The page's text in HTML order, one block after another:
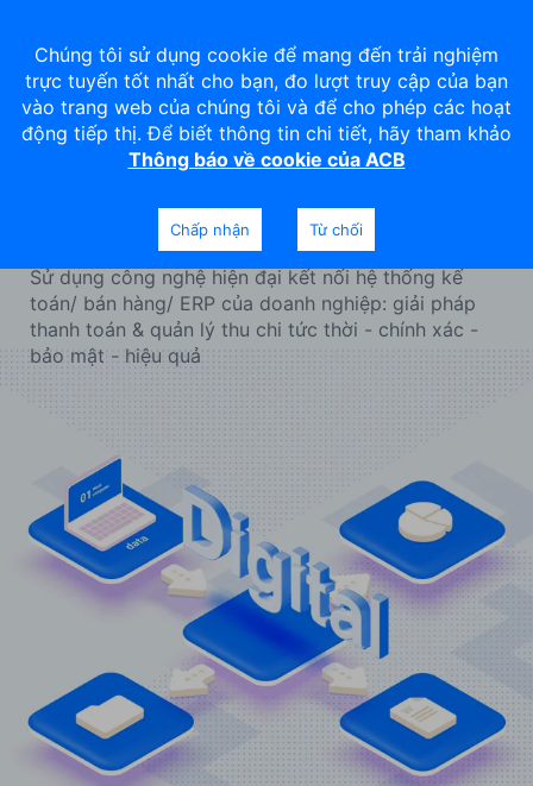
Số Hóa Kết Nối
Sử dụng công nghệ hiện đại kết nối hệ thống kế
toán/ bán hàng/ ERP của doanh nghiệp: giải pháp
thanh toán & quản lý thu chi tức thời - chính xác -
bảo mật - hiệu quả
Chúng tôi sử dụng cookie để mang đến trải nghiệm
trực tuyến tốt nhất cho bạn, đo lượt truy cập của bạn
vào trang web của chúng tôi và để cho phép các hoạt
động tiếp thị. Để biết thông tin chi tiết, hãy tham khảo
Thông báo về cookie của ACB
Chấp nhận Từ chối